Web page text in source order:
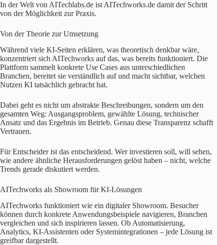
In der Welt von AITechlabs.de ist AITechworks.de damit der Schritt
von der Möglichkeit zur Praxis.
Von der Theorie zur Umsetzung
Während viele KI-Seiten erklären, was theoretisch denkbar wäre,
konzentriert sich AITechworks auf das, was bereits funktioniert. Die
Plattform sammelt konkrete Use Cases aus unterschiedlichen
Branchen, bereitet sie verständlich auf und macht sichtbar, welchen
Nutzen KI tatsächlich gebracht hat.
Dabei geht es nicht um abstrakte Beschreibungen, sondern um den
gesamten Weg: Ausgangsproblem, gewählte Lösung, technischer
Ansatz und das Ergebnis im Betrieb. Genau diese Transparenz schafft
Vertrauen.
Für Entscheider ist das entscheidend. Wer investieren soll, will sehen,
wie andere ähnliche Herausforderungen gelöst haben – nicht, welche
Trends gerade diskutiert werden.
AITechworks als Showroom für KI-Lösungen
AITechworks funktioniert wie ein digitaler Showroom. Besucher
können durch konkrete Anwendungsbeispiele navigieren, Branchen
vergleichen und sich inspirieren lassen. Ob Automatisierung,
Analytics, KI-Assistenten oder Systemintegrationen – jede Lösung ist
greifbar dargestellt.